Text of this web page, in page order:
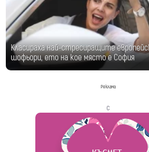
Класираха най-стресиращите
шофьори, ето на кое място е София
Реклама
с